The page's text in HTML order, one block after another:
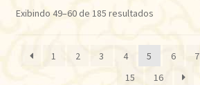
Exibindo 49–60 de 185 resultadosClassificado
mais
recente
1 2 3 4 5 6 7
15
16